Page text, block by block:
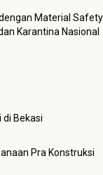
Material Safety
Karantina Nasional
Pra Konstruksi